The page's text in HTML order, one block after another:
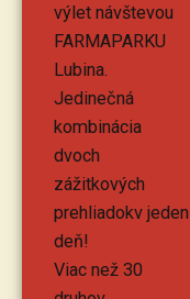
výlet návštevou
FARMAPARKU
Lubina.
Jedinečná
kombinácia
dvoch
zážitkových
prehliadokv jeden
deň!
Viac než 30